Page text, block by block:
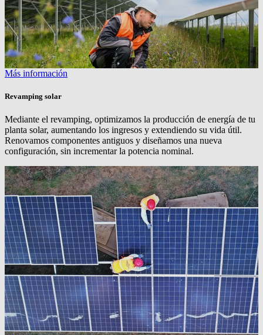
Más información
Revamping solar
Mediante el revamping, optimizamos la producción de energía de tu
planta solar, aumentando los ingresos y extendiendo su vida útil.
Renovamos componentes antiguos y diseñamos una nueva
configuración, sin incrementar la potencia nominal.